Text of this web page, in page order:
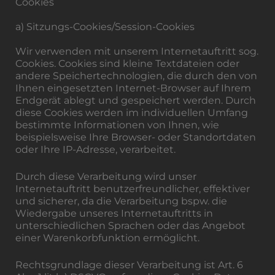
a) Sitzungs-Cookies/Session-Cookies
Wir verwenden mit unserem Internetauftritt sog.
Cookies. Cookies sind kleine Textdateien oder
andere Speichertechnologien, die durch den von
Ihnen eingesetzten Internet-Browser auf Ihrem
Endgerät ablegt und gespeichert werden. Durch
diese Cookies werden im individuellen Umfang
bestimmte Informationen von Ihnen, wie
beispielsweise Ihre Browser- oder Standortdaten
oder Ihre IP-Adresse, verarbeitet.
Durch diese Verarbeitung wird unser
Internetauftritt benutzerfreundlicher, effektiver
und sicherer, da die Verarbeitung bspw. die
Wiedergabe unseres Internetauftritts in
unterschiedlichen Sprachen oder das Angebot
einer Warenkorbfunktion ermöglicht.
Rechtsgrundlage dieser Verarbeitung ist Art. 6